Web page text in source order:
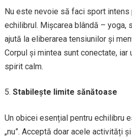
Nu este nevoie să faci sport intens
echilibrul. Mișcarea blândă – yoga,
ajută la eliberarea tensiunilor și
Corpul și mintea sunt conectate, iar
spirit calm.
Stabilește limite sănătoase
Un obicei esențial pentru echilibru
„nu”. Acceptă doar acele activități